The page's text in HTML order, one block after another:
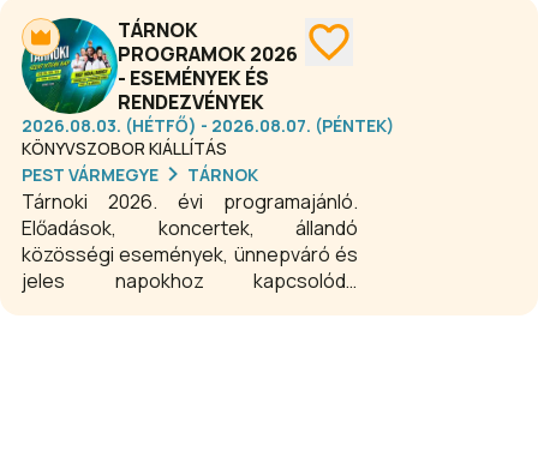
felszerelt koncertteremmel várja a
minőségi zene kedvelőit. A békebeli,
nosztalgikus hangulatú budapesti
kávézóba és a modern bistro
étterembe nemcsak az esti zenei
programokra, de napközben is
érdemes betérni. A koncertek este
20.00 órakor, míg keddtől szombatig, a
nagy népszerűségnek örvendő jam
session sorozat estjei 22.00 óra után
kezdődnek.
TÁRNOK
PROGRAMOK 2026
- ESEMÉNYEK ÉS
RENDEZVÉNYEK
2026.08.03. (HÉTFŐ) - 2026.08.07. (PÉNTEK)
KÖNYVSZOBOR KIÁLLÍTÁS
PEST VÁRMEGYE
TÁRNOK
Tárnoki 2026. évi programajánló.
Előadások, koncertek, állandó
közösségi események, ünnepváró és
jeles napokhoz kapcsolódó